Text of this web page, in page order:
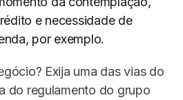
e necessidade de
por exemplo.
Exija uma das vias do
do regulamento do grupo